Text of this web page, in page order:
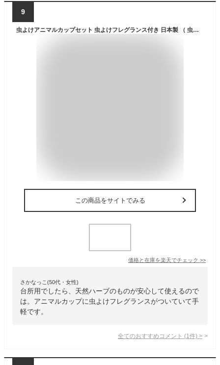
9
虫よけアニマルカップセット 虫よけフレグランス付き 日本製 （ 虫除け 虫除けハーブ 虫対策 天然ハーブ アニマル 可愛い 陶器製 玄関 トイレ キッチン リビング 室内 コンパクト ）
この商品をサイトでみる
価格と在庫を楽天でチェック >>
さかなっこ(50代・女性)
台所用でしたら、天然ハーブのものが安心して使えるので
は。アニマルカップに虫よけフレグランスがついていて手
軽です。
全てのおすすめコメント (1 件) >